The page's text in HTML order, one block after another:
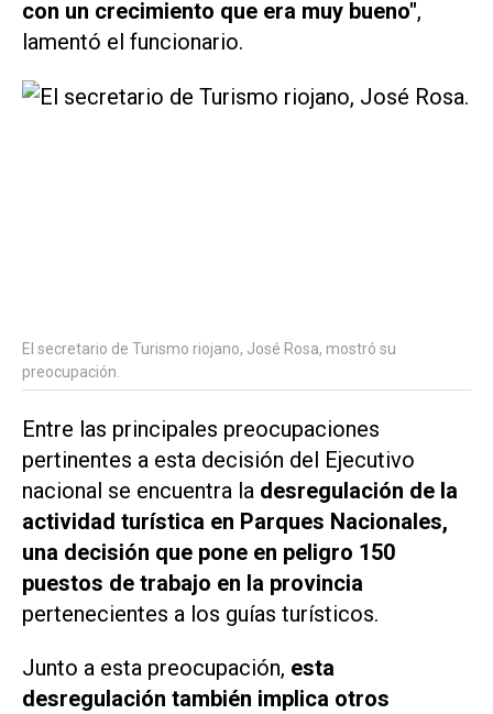
con un crecimiento que era muy bueno",
lamentó el funcionario.
El secretario de Turismo riojano, José Rosa, mostró su
preocupación.
Entre las principales preocupaciones
pertinentes a esta decisión del Ejecutivo
nacional se encuentra la desregulación de la
actividad turística en Parques Nacionales,
una decisión que pone en peligro 150
puestos de trabajo en la provincia
pertenecientes a los guías turísticos.
Junto a esta preocupación, esta
desregulación también implica otros